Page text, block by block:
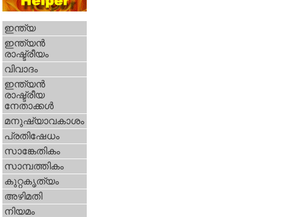
ഇന്ത്യ
ഇന്ത്യന്‍
രാഷ്ട്രീയം
വിവാദം
ഇന്ത്യന്‍
രാഷ്ട്രീയ
നേതാക്കള്‍
മനുഷ്യാവകാശം
പ്രതിഷേധം
സാങ്കേതികം
സാമ്പത്തികം
കുറ്റകൃത്യം
അഴിമതി
നിയമം